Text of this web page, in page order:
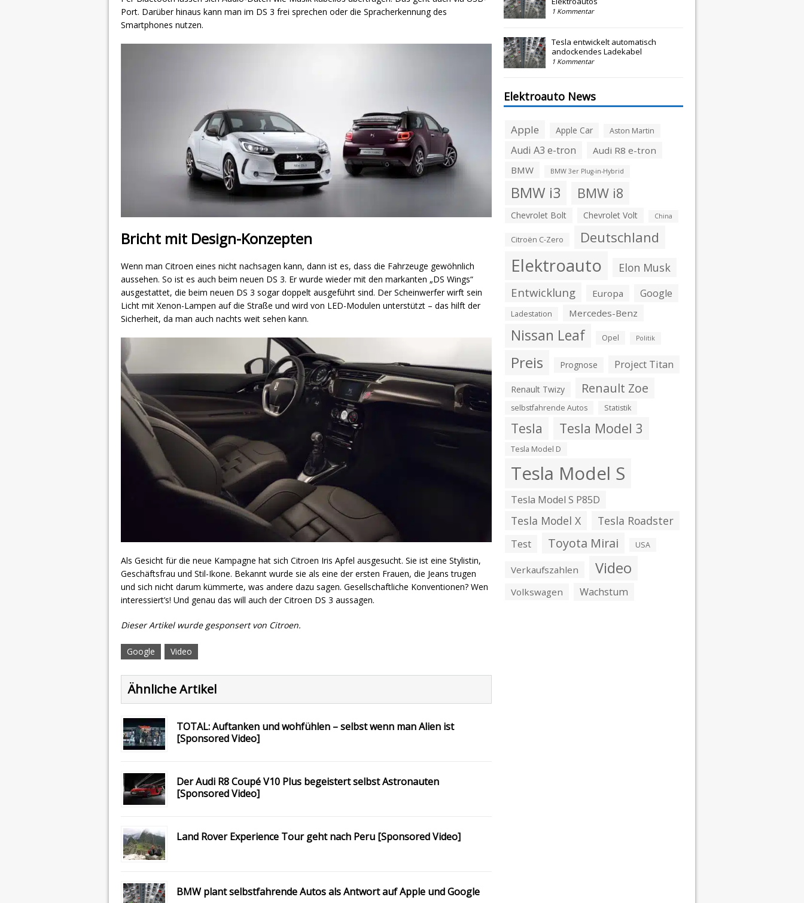
Port. Darüber hinaus kann man im DS 3 frei sprechen oder die Spracherkennung des
Smartphones nutzen.
Bricht mit Design-Konzepten
Wenn man Citroen eines nicht nachsagen kann, dann ist es, dass die Fahrzeuge gewöhnlich
aussehen. So ist es auch beim neuen DS 3. Er wurde wieder mit den markanten „DS Wings“
ausgestattet, die beim neuen DS 3 sogar doppelt ausgeführt sind. Der Scheinwerfer wirft sein
Licht mit Xenon-Lampen auf die Straße und wird von LED-Modulen unterstützt – das hilft der
Sicherheit, da man auch nachts weit sehen kann.
Als Gesicht für die neue Kampagne hat sich Citroen Iris Apfel ausgesucht. Sie ist eine Stylistin,
Geschäftsfrau und Stil-Ikone. Bekannt wurde sie als eine der ersten Frauen, die Jeans trugen
und sich nicht darum kümmerte, was andere dazu sagen. Gesellschaftliche Konventionen? Wen
interessiert’s! Und genau das will auch der Citroen DS 3 aussagen.
Dieser Artikel wurde gesponsert von Citroen.
Google Video
Ähnliche Artikel
TOTAL: Auftanken und wohfühlen – selbst wenn man Alien ist
[Sponsored Video]
Der Audi R8 Coupé V10 Plus begeistert selbst Astronauten
[Sponsored Video]
Land Rover Experience Tour geht nach Peru [Sponsored Video]
BMW plant selbstfahrende Autos als Antwort auf Apple und Google
1 Kommentar
Tesla entwickelt automatisch
andockendes Ladekabel
1 Kommentar
Elektroauto News
Apple Apple Car Aston Martin
Audi A3 e-tron
Audi R8 e-tron
BMW
BMW 3er Plug-in-Hybrid
BMW i3 BMW i8
Chevrolet Bolt Chevrolet Volt China
Citroën C-Zero Deutschland
Elektroauto Elon Musk
Entwicklung Europa Google
Ladestation Mercedes-Benz
Nissan Leaf Opel Politik
Preis Prognose Project Titan
Renault Twizy Renault Zoe
selbstfahrende Autos Statistik
Tesla Tesla Model 3
Tesla Model D
Tesla Model S
Tesla Model S P85D
Tesla Model X Tesla Roadster
Test Toyota Mirai USA
Verkaufszahlen Video
Volkswagen Wachstum